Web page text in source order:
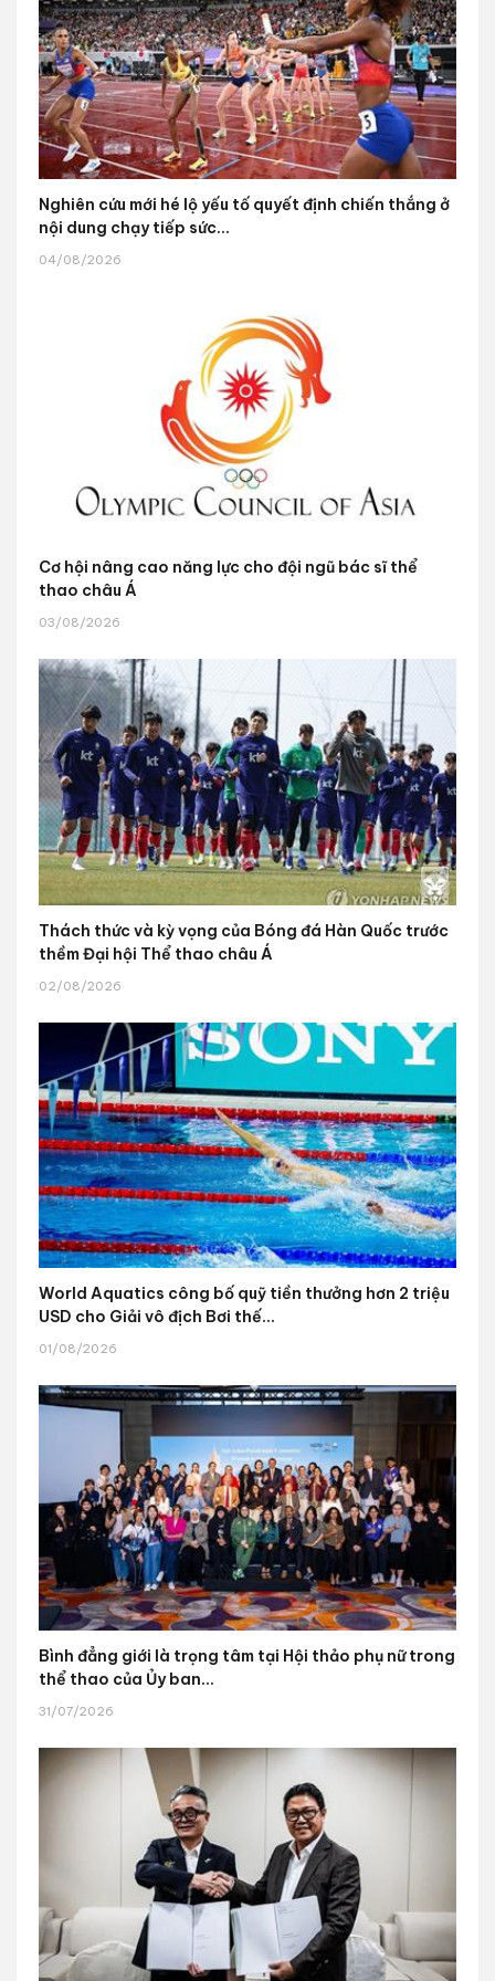
Nghiên cứu mới hé lộ yếu tố quyết định chiến thắng ở
nội dung chạy tiếp sức...
04/08/2026
Cơ hội nâng cao năng lực cho đội ngũ bác sĩ thể
thao châu Á
03/08/2026
Thách thức và kỳ vọng của Bóng đá Hàn Quốc trước
thềm Đại hội Thể thao châu Á
02/08/2026
World Aquatics công bố quỹ tiền thưởng hơn 2 triệu
USD cho Giải vô địch Bơi thế...
01/08/2026
Bình đẳng giới là trọng tâm tại Hội thảo phụ nữ trong
thể thao của Ủy ban...
31/07/2026